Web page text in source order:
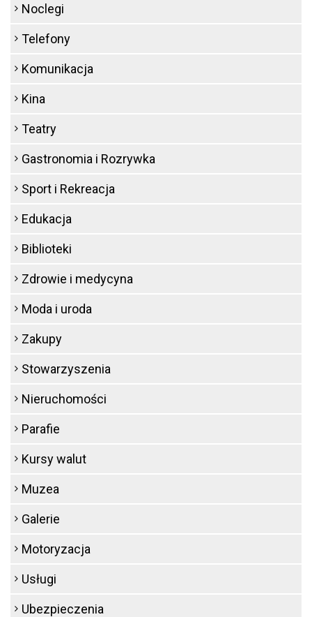
Noclegi
Telefony
Komunikacja
Kina
Teatry
Gastronomia i Rozrywka
Sport i Rekreacja
Edukacja
Biblioteki
Zdrowie i medycyna
Moda i uroda
Zakupy
Stowarzyszenia
Nieruchomości
Parafie
Kursy walut
Muzea
Galerie
Motoryzacja
Usługi
Ubezpieczenia